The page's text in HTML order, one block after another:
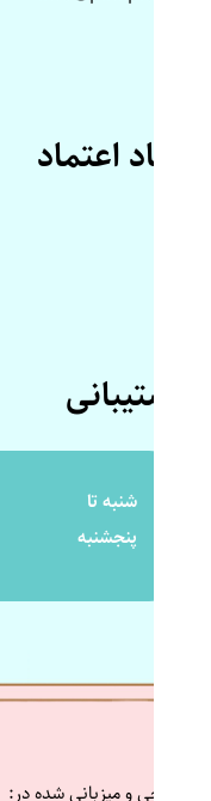
نماد اعتماد
پشتیبانی
شنبه تا
پنجشنبه
طراحی و میزبانی شده در: